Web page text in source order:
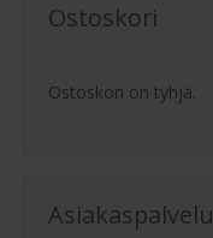
Ostoskori
Ostoskori on tyhjä.
Asiakaspalvelu